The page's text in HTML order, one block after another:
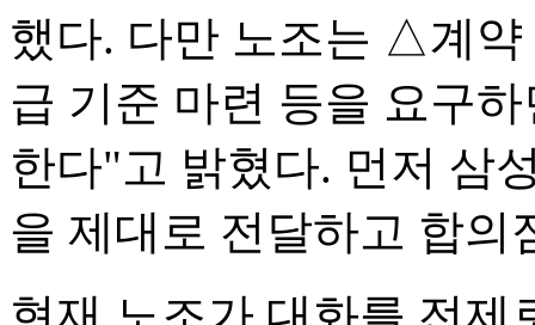
했다. 다만 노조는 △계
급 기준 마련 등을 요구
한다"고 밝혔다. 먼저 삼
을 제대로 전달하고 합의